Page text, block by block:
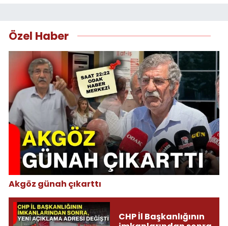
Özel Haber
Akgöz günah çıkarttı
CHP İl Başkanlığının